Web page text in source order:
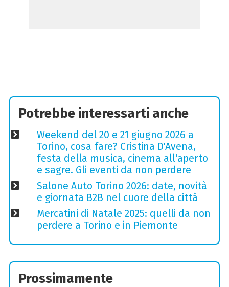
Potrebbe interessarti anche
Weekend del 20 e 21 giugno 2026 a
Torino, cosa fare? Cristina D'Avena,
festa della musica, cinema all'aperto
e sagre. Gli eventi da non perdere
Salone Auto Torino 2026: date, novità
e giornata B2B nel cuore della città
Mercatini di Natale 2025: quelli da non
perdere a Torino e in Piemonte
Prossimamente